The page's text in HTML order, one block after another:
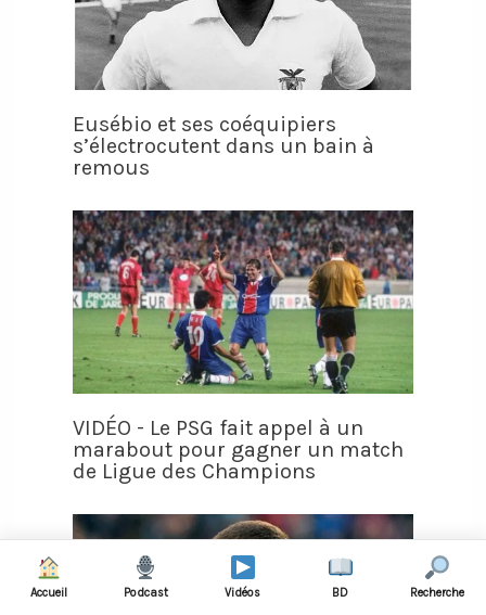
Eusébio et ses coéquipiers
s’électrocutent dans un bain à
remous
VIDÉO - Le PSG fait appel à un
marabout pour gagner un match
de Ligue des Champions
Accueil Podcast Vidéos BD Recherche